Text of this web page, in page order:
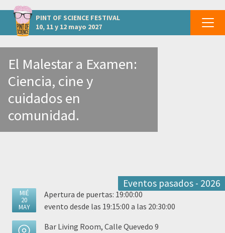
PINT OF SCIENCE FESTIVAL
10, 11 y 12 mayo 2027
otros eventos CIUDAD REAL - Ciudad Real
El Malestar a Examen:
Ciencia, cine y
cuidados en
comunidad.
Eventos pasados - 2026
MIÉ
20
MAY
Apertura de puertas: 19:00:00
evento desde las 19:15:00 a las 20:30:00
Bar Living Room, Calle Quevedo 9